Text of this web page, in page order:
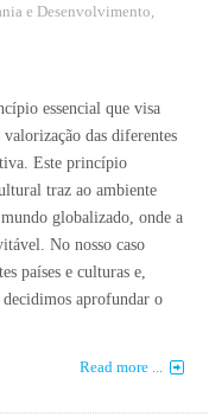
e Desenvolvimento,
essencial que visa
das diferentes
Este princípio
traz ao ambiente
globalizado, onde a
No nosso caso
países e culturas e,
aprofundar o
Read more ...